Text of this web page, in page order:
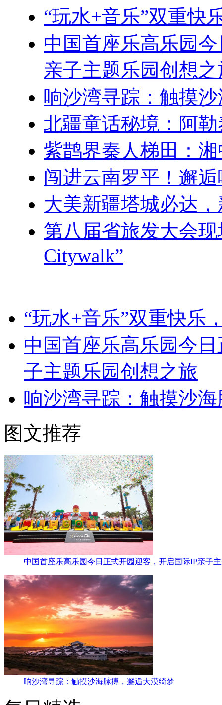
“玩水+音乐”双重快
中国首座乐高乐园
亲子主题乐园创想之
响沙湾寻踪：触摸
北疆童话秘境：阿
紫鹊界秦人梯田：
闯进云南罗平！邂
大美新疆塔城必达
第八届省旅发大会
Citywalk”
“玩水+音乐”双重快乐
中国首座乐高乐园今
子主题乐园创想之旅
响沙湾寻踪：触摸沙
图文推荐
中国首座乐高乐园今日正式开园迎客，开启国际IP亲子
响沙湾寻踪：触摸沙海脉搏，邂逅大漠绮梦